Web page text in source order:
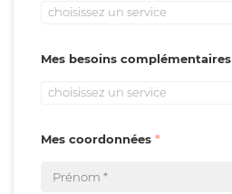
choisissez un service
Mes besoins complémentaires
choisissez un service
Mes coordonnées